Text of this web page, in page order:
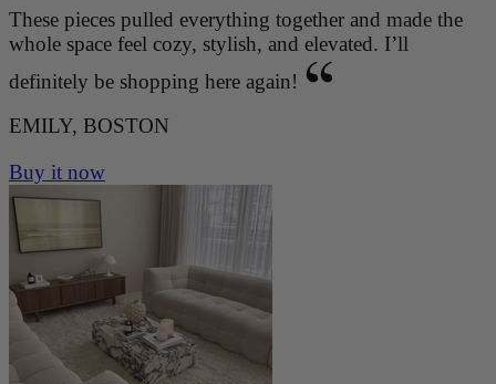
These pieces pulled everything together and made the
whole space feel cozy, stylish, and elevated. I’ll
definitely be shopping here again!
EMILY, BOSTON
Buy it now
6evw 2026-08-08 qmqbu6evw 2026-08-08 qmqbu6evw 2026-08-08 qmqbu6evw 2026-08-08 qmqbu6evw
2026-08-08 qmqbu6evw 2026-08-08 qmqbu6evw 2026-08-08 qmqbu6evw 2026-08-08 qmqbu6evw 2026-0
8-08 qmqbu6evw 2026-08-08 qmqbu6evw 2026-08-08 qmqbu6evw 2026-08-08 qmqbu6evw 2026-08-08 q
mqbu6evw 2026-08-08 qmqbu6evw 2026-08-08 qmqbu6evw 2026-08-08 qmqbu6evw 2026-08-08 qmqbu6
evw 2026-08-08 qmqbu6evw 2026-08-08 qmqbu6evw 2026-08-08 qmqbu6evw 2026-08-08 qmqbu6evw 2
026-08-08 qmqbu6evw 2026-08-08 qmqbu6evw 2026-08-08 qmqbu6evw 2026-08-08 qmqbu6evw 2026-08
-08 qmqbu6evw 2026-08-08 qmqbu6evw 2026-08-08 qmqbu6evw 2026-08-08 qmqbu6evw 2026-08-08 q
mqbu6evw 2026-08-08 qmqbu6evw 2026-08-08 qmqbu6evw 2026-08-08 qmqbu6evw 2026-08-08 qmqbu6
evw 2026-08-08 qmqbu6evw 2026-08-08 qmqbu6evw 2026-08-08 qmqbu6evw 2026-08-08 qmqbu6evw 2
026-08-08 qmqbu6evw 2026-08-08 qmqbu6evw 2026-08-08 qmqbu6evw 2026-08-08 qmqbu6evw 2026-08
-08 qmqbu6evw 2026-08-08 qmqbu6evw 2026-08-08 qmqbu6evw 2026-08-08